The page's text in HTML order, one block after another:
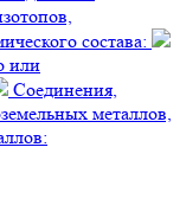
состава:
или
Соединения,
металлов,